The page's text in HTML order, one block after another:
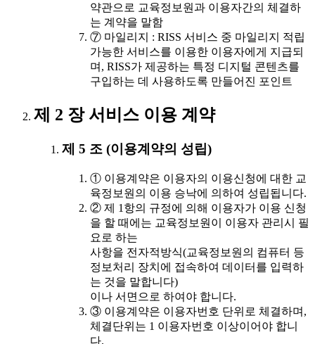
약관으로 교육정보원과 이용자간의 체결하
는 계약을 말함
⑦ 마일리지 : RISS 서비스 중 마일리지 적립
가능한 서비스를 이용한 이용자에게 지급되
며, RISS가 제공하는 특정 디지털 콘텐츠를
구입하는 데 사용하도록 만들어진 포인트
제 2 장 서비스 이용 계약
제 5 조 (이용계약의 성립)
① 이용계약은 이용자의 이용신청에 대한 교
육정보원의 이용 승낙에 의하여 성립됩니다.
② 제 1항의 규정에 의해 이용자가 이용 신청
을 할 때에는 교육정보원이 이용자 관리시 필
요로 하는
사항을 전자적방식(교육정보원의 컴퓨터 등
정보처리 장치에 접속하여 데이터를 입력하
는 것을 말합니다)
이나 서면으로 하여야 합니다.
③ 이용계약은 이용자번호 단위로 체결하며,
체결단위는 1 이용자번호 이상이어야 합니
다.